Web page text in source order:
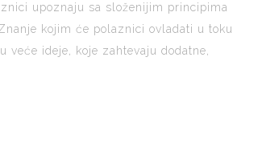
upoznaju sa složenijim principima
kojim će polaznici ovladati u toku
ideje, koje zahtevaju dodatne,